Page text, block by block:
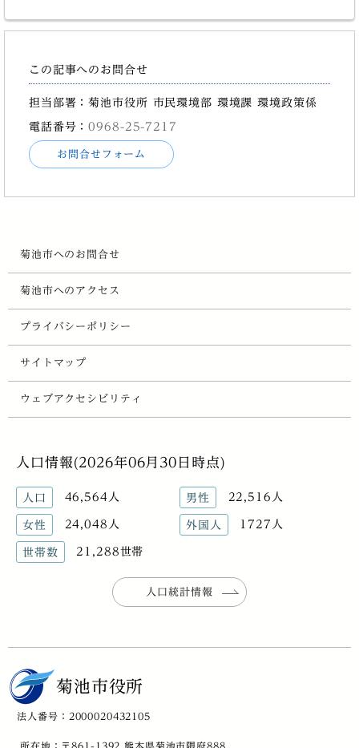
この記事へのお問合せ
担当部署：菊池市役所 市民環境部 環境課 環境政策係
電話番号：0968-25-7217
お問合せフォーム
菊池市へのお問合せ
菊池市へのアクセス
プライバシーポリシー
サイトマップ
ウェブアクセシビリティ
人口情報(2026年06月30日時点)
人口 46,564人 男性 22,516人
女性 24,048人 外国人 1727人
世帯数 21,288世帯
人口統計情報
菊池市役所
法人番号：2000020432105
所在地：〒861-1392 熊本県菊池市隈府888